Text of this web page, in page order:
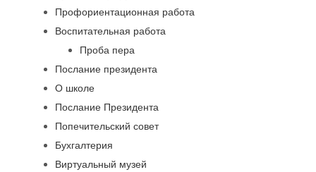
Профориентационная работа
Воспитательная работа
Проба пера
Послание президента
О школе
Послание Президента
Попечительский совет
Бухгалтерия
Виртуальный музей